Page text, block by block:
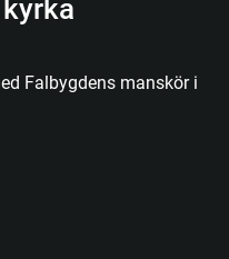
Falbygdens manskör i